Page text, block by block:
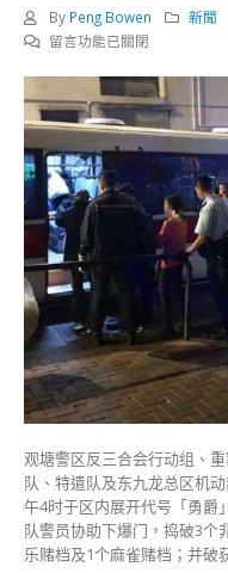
By Peng Bowen 新聞
在
港
警
观
塘
反
罪
恶
行
动
拘
46
人〉
中
留言功能已關閉
观塘警区反三合会行动组、
队、特遣队及东九龙总区机
午4时于区内展开代号「勇爵
队警员协助下爆门，捣破3个
乐赌档及1个麻雀赌档；并破